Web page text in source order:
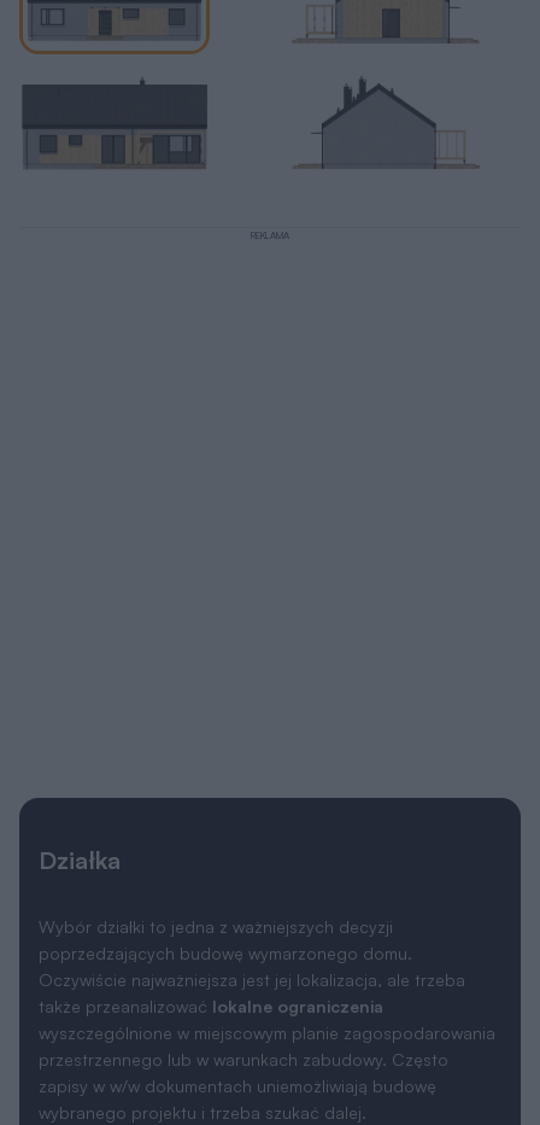
REKLAMA
Działka
Wybór działki to jedna z ważniejszych decyzji
poprzedzających budowę wymarzonego domu.
Oczywiście najważniejsza jest jej lokalizacja, ale trzeba
także przeanalizować lokalne ograniczenia
wyszczególnione w miejscowym planie zagospodarowania
przestrzennego lub w warunkach zabudowy. Często
zapisy w w/w dokumentach uniemożliwiają budowę
wybranego projektu i trzeba szukać dalej.